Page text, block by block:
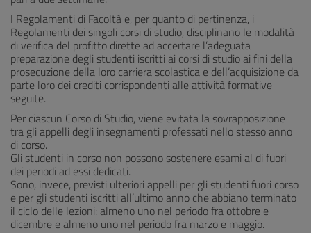
I Regolamenti di Facoltà e, per quanto di pertinenza, i
Regolamenti dei singoli corsi di studio, disciplinano le modalità
di verifica del profitto dirette ad accertare l’adeguata
preparazione degli studenti iscritti ai corsi di studio ai fini della
prosecuzione della loro carriera scolastica e dell’acquisizione da
parte loro dei crediti corrispondenti alle attività formative
seguite.
Per ciascun Corso di Studio, viene evitata la sovrapposizione
tra gli appelli degli insegnamenti professati nello stesso anno
di corso.
Gli studenti in corso non possono sostenere esami al di fuori
dei periodi ad essi dedicati.
Sono, invece, previsti ulteriori appelli per gli studenti fuori corso
e per gli studenti iscritti all’ultimo anno che abbiano terminato
il ciclo delle lezioni: almeno uno nel periodo fra ottobre e
dicembre e almeno uno nel periodo fra marzo e maggio.